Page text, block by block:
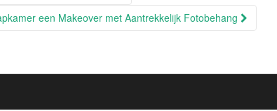
een Makeover met Aantrekkelijk Fotobehang